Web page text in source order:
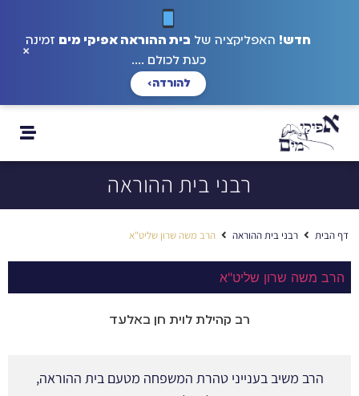
חדש! האפליקציה של בית ההוראה אפיקי מים זמינה
כעת לכולם ....
להורדה›
×
רבני בית ההוראה
דף הבית רבני בית ההוראה הרב משה שרון שליט"א
הרב משה שרון שליט"א
רב קהילת לוית חן באלעד
הרב משיב בענייני טהרת המשפחה מטעם בית ההוראה,